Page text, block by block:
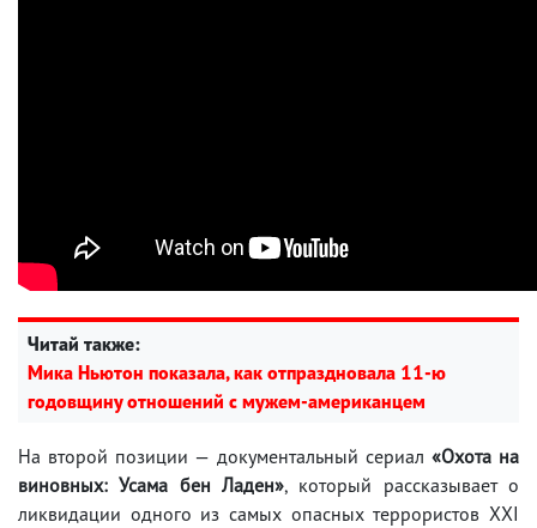
Читай также:
Мика Ньютон показала, как отпраздновала 11-ю
годовщину отношений с мужем-американцем
На второй позиции — документальный сериал «Охота на
виновных: Усама бен Ладен», который рассказывает о
ликвидации одного из самых опасных террористов XXI